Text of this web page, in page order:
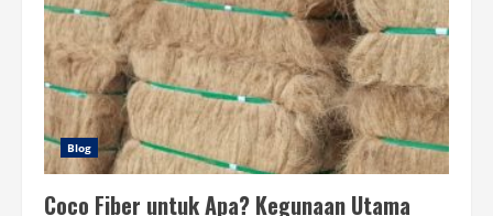
Blog
Coco Fiber untuk Apa? Kegunaan Utama